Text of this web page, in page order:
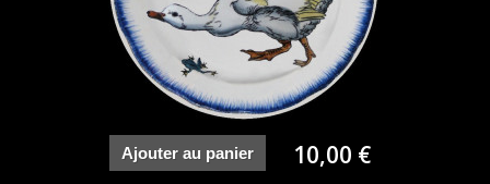
Ajouter au panier 10,00 €